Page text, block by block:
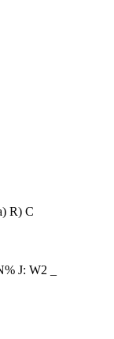
R) C
J: W2 _